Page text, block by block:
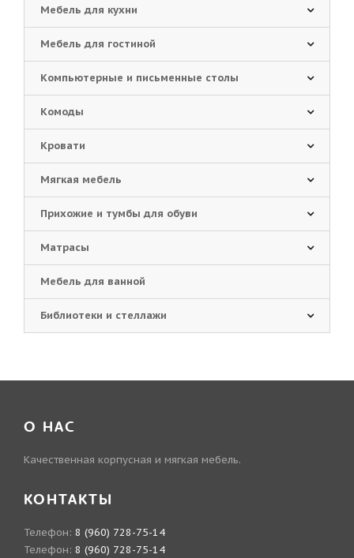
Мебель для кухни
Мебель для гостиной
Компьютерные и письменные столы
Комоды
Кровати
Мягкая мебель
Прихожие и тумбы для обуви
Матрасы
Мебель для ванной
Библиотеки и стеллажи
О НАС
Качественная корпусная и мягкая мебель.
КОНТАКТЫ
Телефон: 8 (960) 728-75-14
Телефон: 8 (960) 728-75-14